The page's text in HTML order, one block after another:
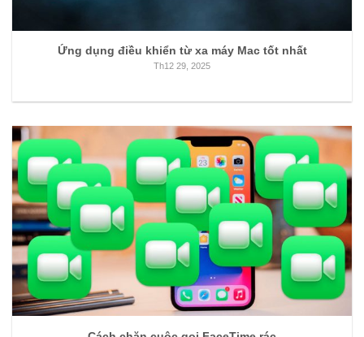
Ứng dụng điều khiển từ xa máy Mac tốt nhất
Th12 29, 2025